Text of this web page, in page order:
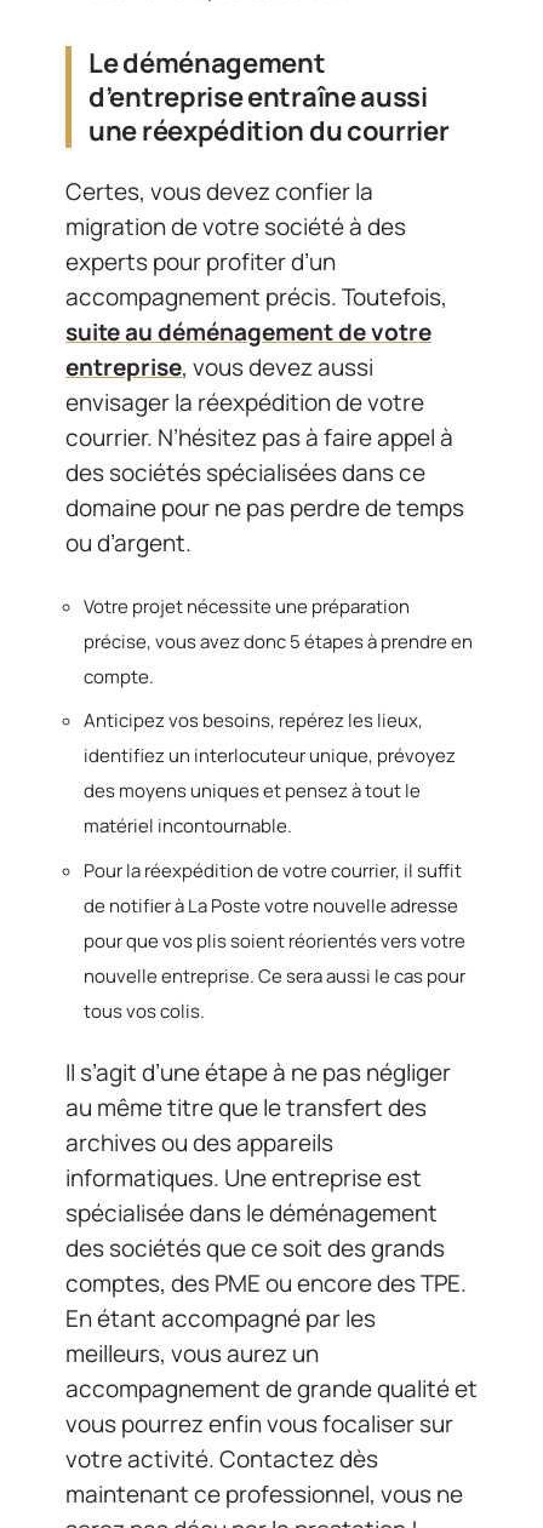
Le déménagement
d’entreprise entraîne aussi
une réexpédition du courrier
Certes, vous devez confier la
migration de votre société à des
experts pour profiter d’un
accompagnement précis. Toutefois,
suite au déménagement de votre
entreprise, vous devez aussi
envisager la réexpédition de votre
courrier. N’hésitez pas à faire appel à
des sociétés spécialisées dans ce
domaine pour ne pas perdre de temps
ou d’argent.
Votre projet nécessite une préparation
précise, vous avez donc 5 étapes à prendre en
compte.
Anticipez vos besoins, repérez les lieux,
identifiez un interlocuteur unique, prévoyez
des moyens uniques et pensez à tout le
matériel incontournable.
Pour la réexpédition de votre courrier, il suffit
de notifier à La Poste votre nouvelle adresse
pour que vos plis soient réorientés vers votre
nouvelle entreprise. Ce sera aussi le cas pour
tous vos colis.
Il s’agit d’une étape à ne pas négliger
au même titre que le transfert des
archives ou des appareils
informatiques. Une entreprise est
spécialisée dans le déménagement
des sociétés que ce soit des grands
comptes, des PME ou encore des TPE.
En étant accompagné par les
meilleurs, vous aurez un
accompagnement de grande qualité et
vous pourrez enfin vous focaliser sur
votre activité. Contactez dès
maintenant ce professionnel, vous ne